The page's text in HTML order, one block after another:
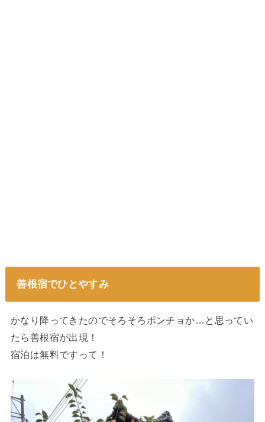
善根宿でひとやすみ
かなり降ってきたのでそろそろポンチョか…と思ってい
たら善根宿が出現！
宿泊は無料ですって！